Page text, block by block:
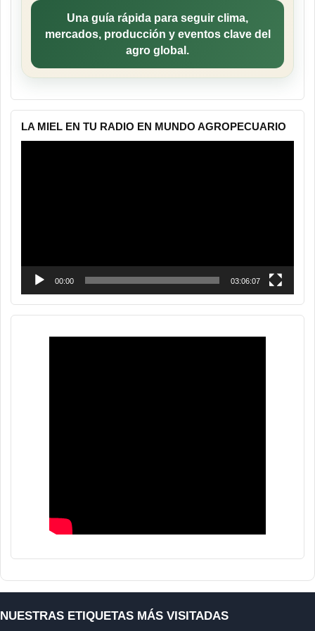
Una guía rápida para seguir clima,
mercados, producción y eventos clave del
agro global.
LA MIEL EN TU RADIO EN MUNDO AGROPECUARIO
00:00 03:06:07
NUESTRAS ETIQUETAS MÁS VISITADAS